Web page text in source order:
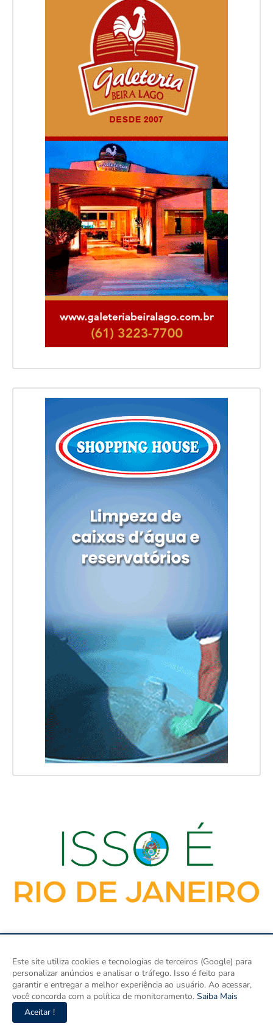
ISSO É RIO DE JANEIRO é o site de notícias do Rio de Janeiro e
um espaço para discutir o Rio de Janeiro e o Brasil. Aqui tem
informação de verdade com imparcialidade. Os principais temas
Este site utiliza cookies e tecnologias de terceiros (Google) para
personalizar anúncios e analisar o tráfego. Isso é feito para
garantir e entregar a melhor experiência ao usuário. Ao acessar,
você concorda com a política de monitoramento. Saiba Mais
Aceitar !